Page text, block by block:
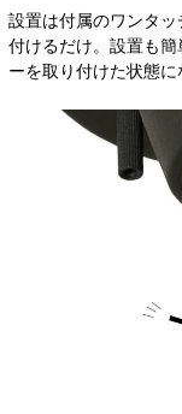
設置は付属のワンタ
付けるだけ。設置も
ーを取り付けた状態に